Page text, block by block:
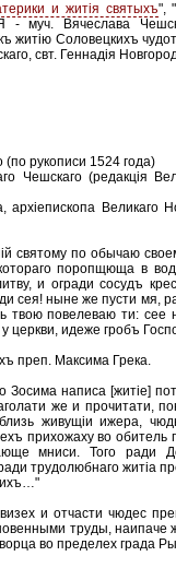
и житiя святыхъ", "
муч. Вячеслава
житiю Соловецкихъ
свт. Геннадiя
(по рукописи 1524 года)
Чешскаго (редакцiя
Великаго
святому по обычаю
поропщюща в
и огради сосудъ
сея! ныне же пусти мя,
твою повелеваю ти: сее
церкви, идеже гробъ
преп. Максима Грека.
написа [житiе]
же и прочитати,
живущіи ижера,
прихожаху во
мниси. Того ради
трудолюбнаго житіа
ихъ…"
и отчасти чюдес
труды, наипаче
во пределех града